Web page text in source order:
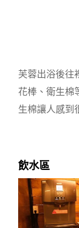
芙蓉出浴後往
花棒、衛生棉
生棉讓人感到
飲水區